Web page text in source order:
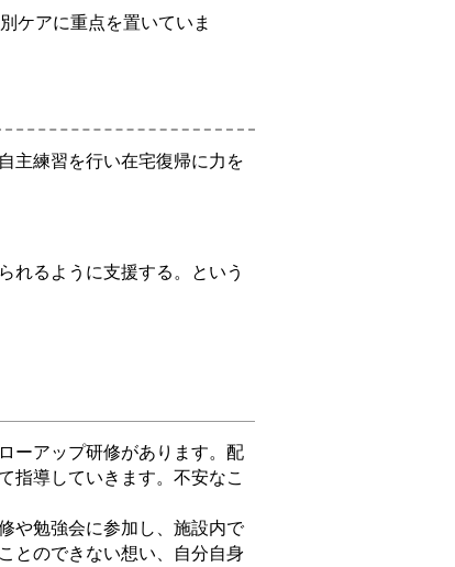
ケアに重点を置いていま
主練習を行い在宅復帰に力を
れるように支援する。という
ーアップ研修があります。配
指導していきます。不安なこ
や勉強会に参加し、施設内で
とのできない想い、自分自身